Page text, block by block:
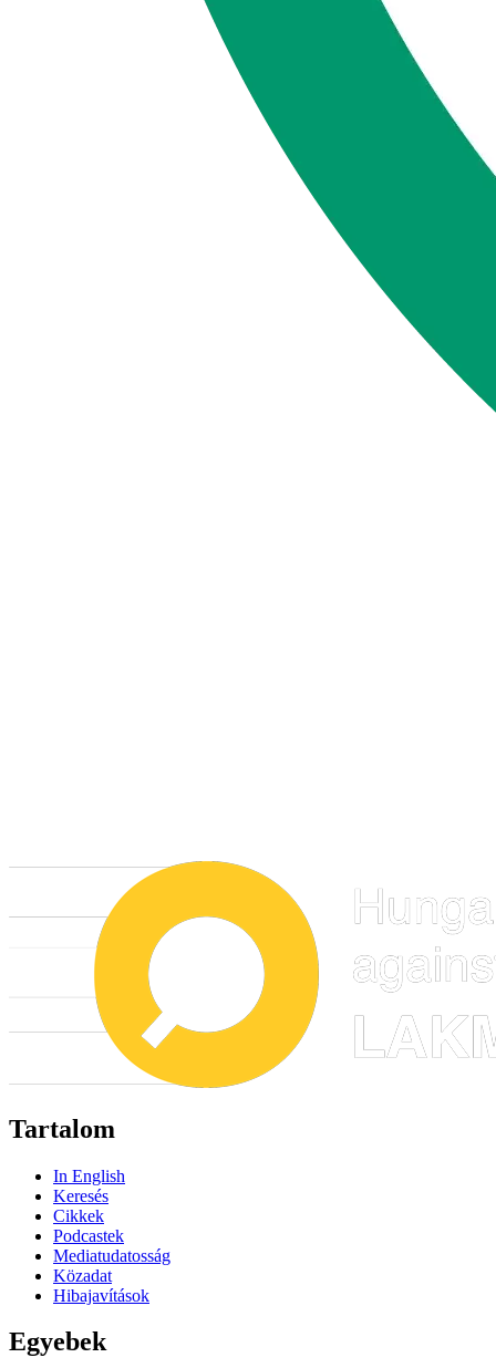
Tartalom
In English
Keresés
Cikkek
Podcastek
Mediatudatosság
Közadat
Hibajavítások
Egyebek